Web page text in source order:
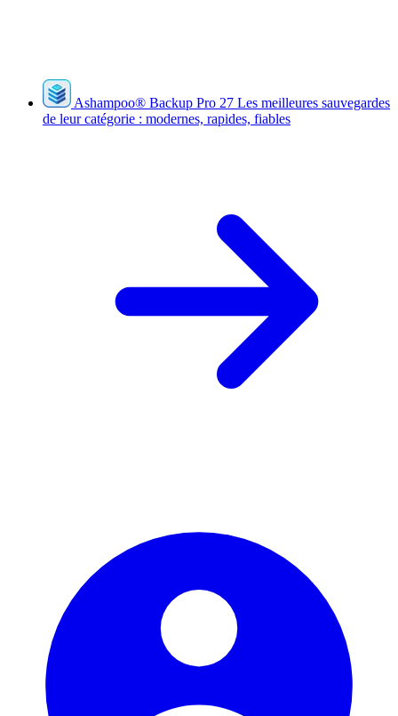
Ashampoo® Backup Pro 27 Les meilleures sauvegardes
de leur catégorie : modernes, rapides, fiables